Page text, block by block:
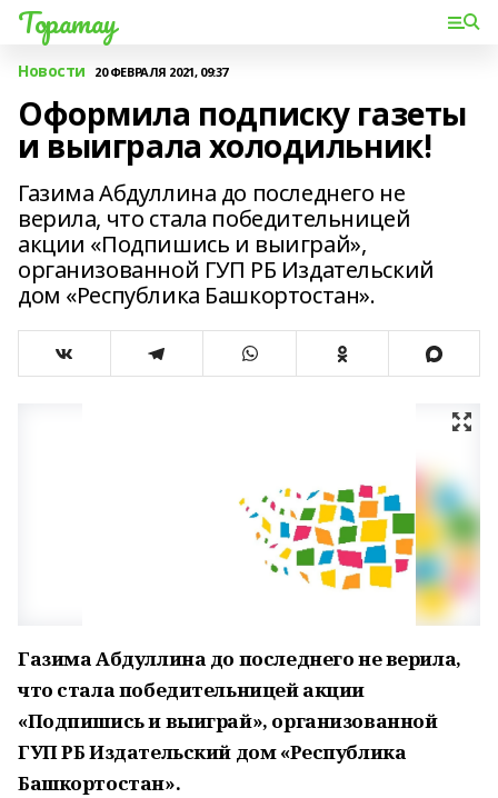
Торатау
Новости 20 ФЕВРАЛЯ 2021, 09:37
Оформила подписку газеты
и выиграла холодильник!
Газима Абдуллина до последнего не
верила, что стала победительницей
акции «Подпишись и выиграй»,
организованной ГУП РБ Издательский
дом «Республика Башкортостан».
Газима Абдуллина до последнего не верила,
что стала победительницей акции
«Подпишись и выиграй», организованной
ГУП РБ Издательский дом «Республика
Башкортостан».